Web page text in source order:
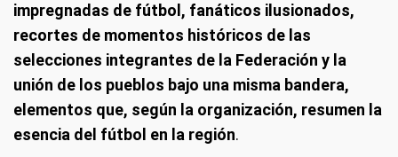
impregnadas de fútbol, fanáticos ilusionados,
recortes de momentos históricos de las
selecciones integrantes de la Federación y la
unión de los pueblos bajo una misma bandera,
elementos que, según la organización, resumen la
esencia del fútbol en la región.